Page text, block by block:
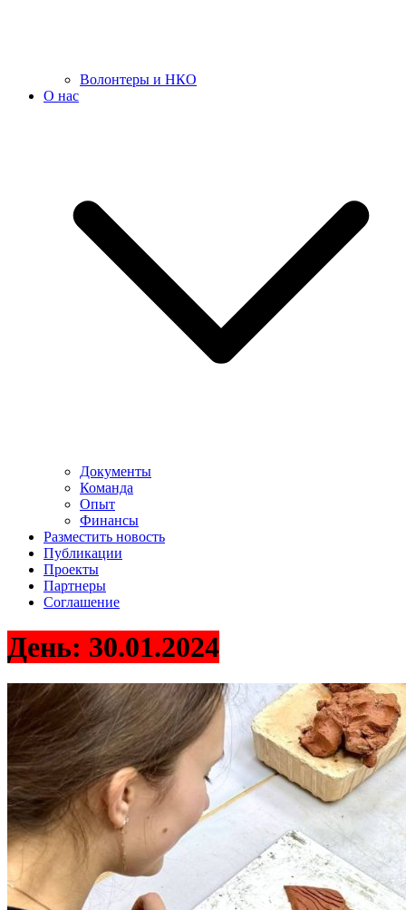
Волонтеры и НКО
О нас
Документы
Команда
Опыт
Финансы
Разместить новость
Публикации
Проекты
Партнеры
Соглашение
День: 30.01.2024